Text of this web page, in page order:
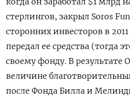
стерлингов, закрыл Soros
сторонних инвесторов в 2011
передал ее средства (тогда
своему фонду. В результате
величине
после Фонда Билла и